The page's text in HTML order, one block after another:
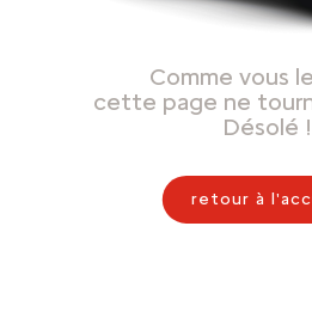
Comme vous
cette page ne
Désolé !
retour à